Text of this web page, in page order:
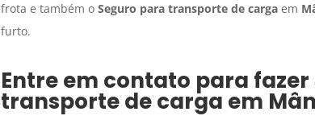
frota e também o Seguro para transporte de cargaem
furto.
Entre em contato para
transporte de carga em